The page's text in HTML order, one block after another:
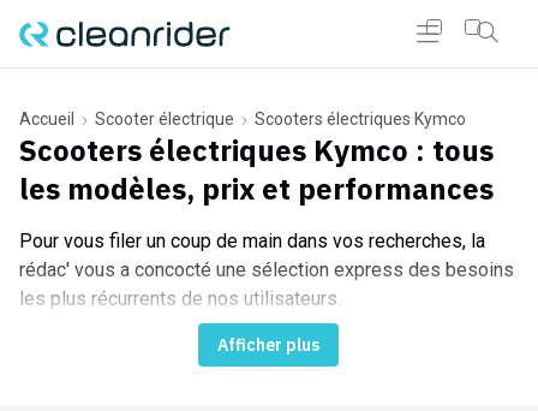
Accueil Scooter électrique Scooters électriques Kymco
Scooters électriques Kymco : tous
les modèles, prix et performances
Pour vous filer un coup de main dans vos recherches, la
rédac' vous a concocté une sélection express des besoins
les plus récurrents de nos utilisateurs.
Afficher plus
Cleanrider